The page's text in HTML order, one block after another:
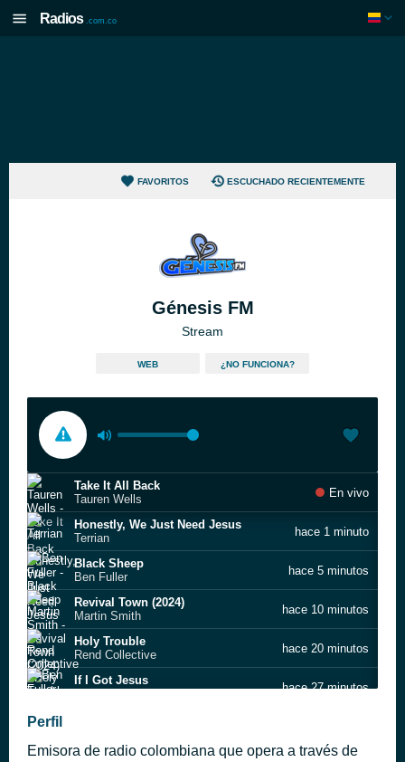
Radios .com.co
FAVORITOS ESCUCHADO RECIENTEMENTE
Génesis FM
Stream
WEB ¿NO FUNCIONA?
Take It All Back
Tauren Wells
En vivo
Honestly, We Just Need Jesus
Terrian
hace 1 minuto
Black Sheep
Ben Fuller
hace 5 minutos
Revival Town (2024)
Martin Smith
hace 10 minutos
Holy Trouble
Rend Collective
hace 20 minutos
If I Got Jesus
hace 27 minutos
You Will Be Praised
Perfil
Emisora de radio colombiana que opera a través de